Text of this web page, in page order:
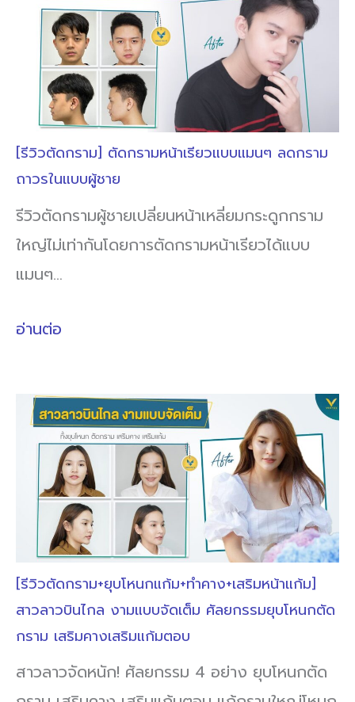
[รีวิวตัดกราม] ตัดกรามหน้าเรียวแบบแมนๆ ลดกราม
ถาวรในแบบผู้ชาย
รีวิวตัดกรามผู้ชายเปลี่ยนหน้าเหลี่ยมกระดูกกราม
ใหญ่ไม่เท่ากันโดยการตัดกรามหน้าเรียวได้แบบ
แมนๆ…
อ่านต่อ
[รีวิวตัดกราม+ยุบโหนกแก้ม+ทำคาง+เสริมหน้าแก้ม]
สาวลาวบินไกล งามแบบจัดเต็ม ศัลยกรรมยุบโหนกตัด
กราม เสริมคางเสริมแก้มตอบ
สาวลาวจัดหนัก! ศัลยกรรม 4 อย่าง ยุบโหนกตัด